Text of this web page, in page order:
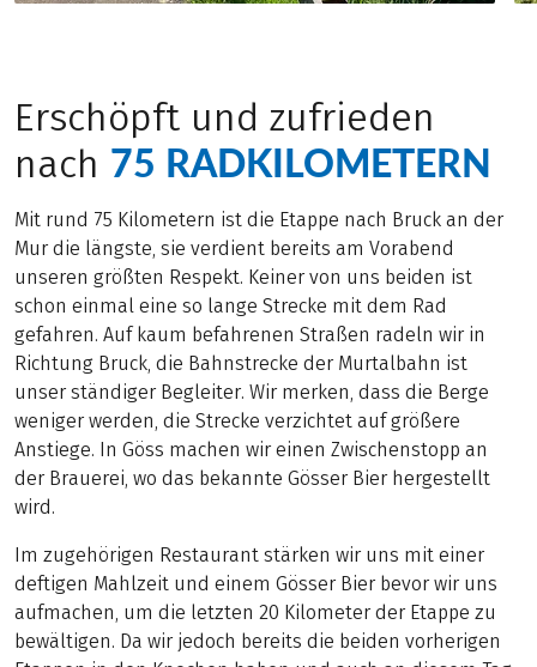
Erschöpft und zufrieden
nach 75 RADKILOMETERN
Mit rund 75 Kilometern ist die Etappe nach Bruck an der
Mur die längste, sie verdient bereits am Vorabend
unseren größten Respekt. Keiner von uns beiden ist
schon einmal eine so lange Strecke mit dem Rad
gefahren. Auf kaum befahrenen Straßen radeln wir in
Richtung Bruck, die Bahnstrecke der Murtalbahn ist
unser ständiger Begleiter. Wir merken, dass die Berge
weniger werden, die Strecke verzichtet auf größere
Anstiege. In Göss machen wir einen Zwischenstopp an
der Brauerei, wo das bekannte Gösser Bier hergestellt
wird.
Im zugehörigen Restaurant stärken wir uns mit einer
deftigen Mahlzeit und einem Gösser Bier bevor wir uns
aufmachen, um die letzten 20 Kilometer der Etappe zu
bewältigen. Da wir jedoch bereits die beiden vorherigen